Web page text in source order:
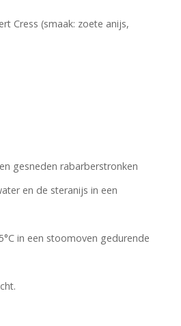
Cress (smaak: zoete anijs,
gesneden rabarberstronken
en de steranijs in een
in een stoomoven gedurende